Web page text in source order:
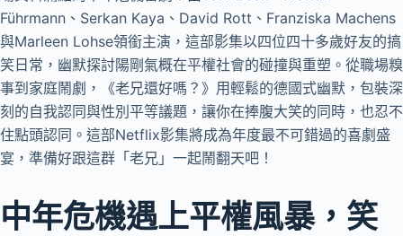
Führmann、Serkan Kaya、David Rott、Franziska Machens
與Marleen Lohse領銜主演，這部影集以四位四十多歲好友的搞
笑日常，幽默探討陽剛氣概在平權社會的碰撞與重塑。從職場糗
事到家庭鬧劇，《老兄還好嗎？》用輕鬆的德國式幽默，包裝深
刻的自我認同與性別平等議題，讓你在捧腹大笑的同時，也忍不
住點頭認同。這部Netflix影集將成為年度最不可錯過的喜劇盛
宴，準備好跟這群「老兄」一起鬧翻天吧！
中年危機遇上平權風暴，笑